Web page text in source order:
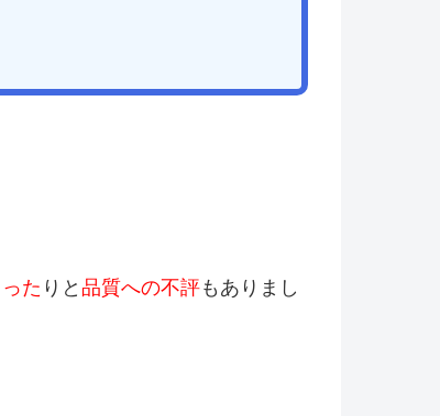
た りと 品質への不評もありまし